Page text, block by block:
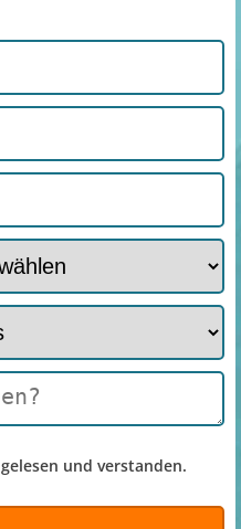
gelesen und verstanden.